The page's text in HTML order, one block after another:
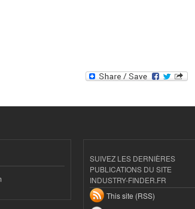
SUIVEZ LES DERNIÈRES
PUBLICATIONS DU SITE
INDUSTRY-FINDER.FR
This site (RSS)